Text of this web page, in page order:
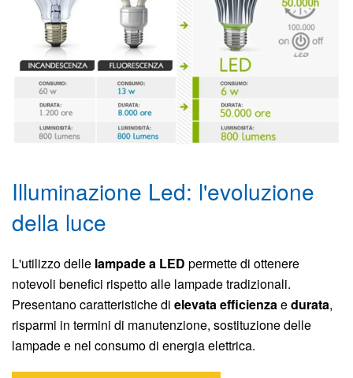
Illuminazione Led: l'evoluzione
della luce
L'utilizzo delle lampade a LED permette di ottenere
notevoli benefici rispetto alle lampade tradizionali.
Presentano caratteristiche di elevata efficienzaedurata,
risparmi in termini di manutenzione, sostituzione delle
lampade e nel consumo di energia elettrica.